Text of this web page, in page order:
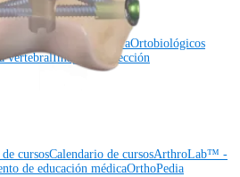
CaderaOrtobiológicos
vertebralImagen y resección
cursosCalendario de cursosArthroLab™ -
de educación médicaOrthoPedia